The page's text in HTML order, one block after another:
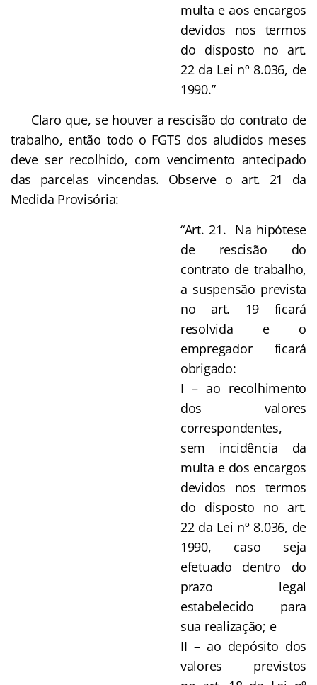
multa e aos encargos
devidos nos termos
do disposto no art.
22 da Lei nº 8.036, de
1990.”
Claro que, se houver a rescisão do contrato de
trabalho, então todo o FGTS dos aludidos meses
deve ser recolhido, com vencimento antecipado
das parcelas vincendas. Observe o art. 21 da
Medida Provisória:
“Art. 21. Na hipótese
de rescisão do
contrato de trabalho,
a suspensão prevista
no art. 19 ficará
resolvida e o
empregador ficará
obrigado:
I – ao recolhimento
dos valores
correspondentes,
sem incidência da
multa e dos encargos
devidos nos termos
do disposto no art.
22 da Lei nº 8.036, de
1990, caso seja
efetuado dentro do
prazo legal
estabelecido para
sua realização; e
II – ao depósito dos
valores previstos